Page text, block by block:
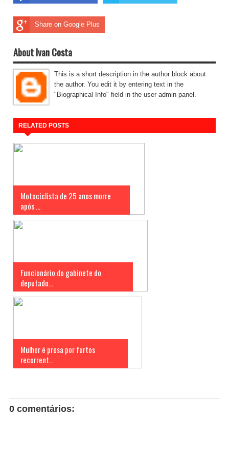
Share on Google Plus
About Ivan Costa
This is a short description in the author block about
the author. You edit it by entering text in the
"Biographical Info" field in the user admin panel.
RELATED POSTS
Motociclista de 25 anos morre
após ...
Funcionário do gabinete do
deputado...
Mulher é presa por furtos
recorrent...
0 comentários: